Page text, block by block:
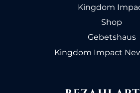
Kingdom
Shop
Gebetshaus
Kingdom Impact